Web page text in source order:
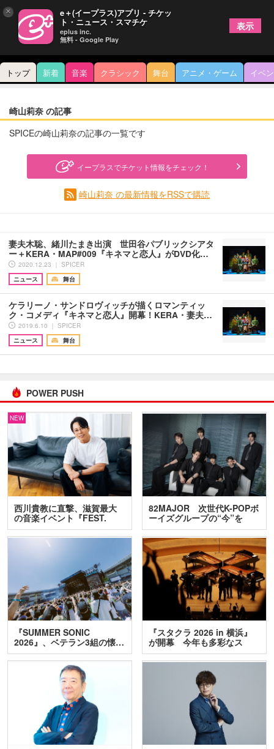
トップ 新着 音楽 クラシック 舞台 アニメ・ゲーム イベ
崎山莉奈 の記事
SPICEの崎山莉奈の記事の一覧です
イープラスでチケット情報をチェック！
崎山莉奈 の最新情報をRSSで購読
妻夫木聡、緒川たまき出演 世田谷パブリックシアタ
ー＋KERA・MAP#009『キネマと恋人』がDVD化…
2020.12.23 ｜ SPICER
ニュース
舞台
ケラリーノ・サンドロヴィッチが描くロマンティッ
ク・コメディ『キネマと恋人』開幕！KERA・妻夫…
2019.6.10 ｜ SPICER
ニュース
舞台
POWER PUSH
NEW
西川貴教に直撃、滋賀最大
の音楽イベント『FEST.
INA…
82MAJOR 次世代K-POPボ
ーイズグループの“今”を
訊…
『SUMMER SONIC
2026』、ベテラン3組の懐…
『スタクラ 2026 in 横浜』
が開幕 今年も多彩なス
テ…
× e＋(イープラス)アプリ - チケッ
ト・ニュース・スマチケ
eplus inc.
無料 - Google Play
表示